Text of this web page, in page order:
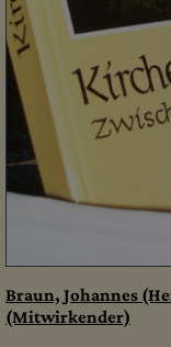
Braun, Johannes
(Mitwirkender)